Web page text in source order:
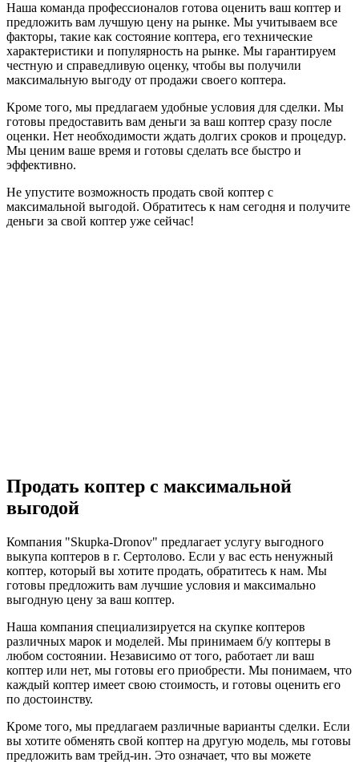
Наша команда профессионалов готова оценить ваш коптер и
предложить вам лучшую цену на рынке. Мы учитываем все
факторы, такие как состояние коптера, его технические
характеристики и популярность на рынке. Мы гарантируем
честную и справедливую оценку, чтобы вы получили
максимальную выгоду от продажи своего коптера.
Кроме того, мы предлагаем удобные условия для сделки. Мы
готовы предоставить вам деньги за ваш коптер сразу после
оценки. Нет необходимости ждать долгих сроков и процедур.
Мы ценим ваше время и готовы сделать все быстро и
эффективно.
Не упустите возможность продать свой коптер с
максимальной выгодой. Обратитесь к нам сегодня и получите
деньги за свой коптер уже сейчас!
Продать коптер с максимальной
выгодой
Компания "Skupka-Dronov" предлагает услугу выгодного
выкупа коптеров в г. Сертолово. Если у вас есть ненужный
коптер, который вы хотите продать, обратитесь к нам. Мы
готовы предложить вам лучшие условия и максимально
выгодную цену за ваш коптер.
Наша компания специализируется на скупке коптеров
различных марок и моделей. Мы принимаем б/у коптеры в
любом состоянии. Независимо от того, работает ли ваш
коптер или нет, мы готовы его приобрести. Мы понимаем, что
каждый коптер имеет свою стоимость, и готовы оценить его
по достоинству.
Кроме того, мы предлагаем различные варианты сделки. Если
вы хотите обменять свой коптер на другую модель, мы готовы
предложить вам трейд-ин. Это означает, что вы можете